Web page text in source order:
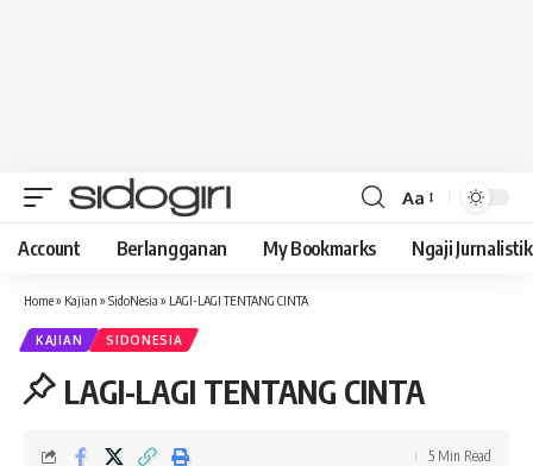
Font
Resizer
Aa
Account Berlangganan My Bookmarks Ngaji Jurnalistik
Home» Kajian » SidoNesia » LAGI-LAGI TENTANG CINTA
KAJIAN SIDONESIA
LAGI-LAGI TENTANG CINTA
5 Min Read